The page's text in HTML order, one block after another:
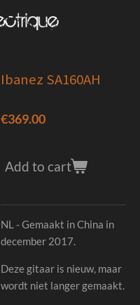
Ibanez SA160AH
€369.00
Add to cart
NL - Gemaakt in China in
december 2017.
Deze gitaar is nieuw, maar
wordt niet langer gemaakt.